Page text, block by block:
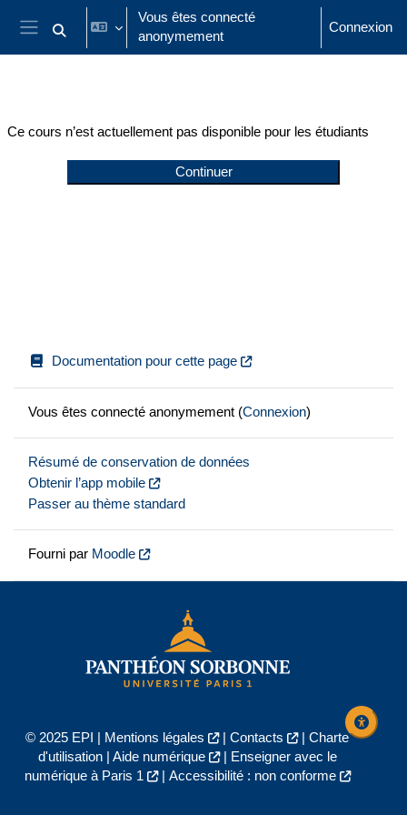
Passer au contenu principal
Panneau latéral
Activer/désactiver la saisie de recherche
Vous êtes connecté
anonymement
Connexion
Ce cours n’est actuellement pas disponible pour les étudiants
Continuer
Documentation pour cette page
Vous êtes connecté anonymement (Connexion)
Résumé de conservation de données
Obtenir l’app mobile
Passer au thème standard
Fourni par Moodle
© 2025 EPI | Mentions légales | Contacts | Charte
d'utilisation| Aide numérique |
Enseigner avec le
numérique à Paris 1
| Accessibilité : non conforme